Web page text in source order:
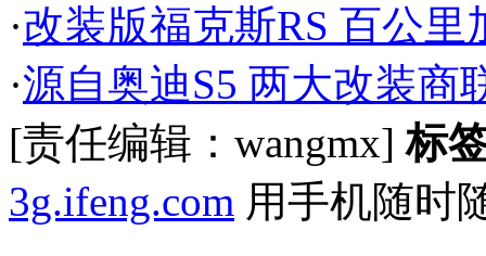
·改装版福克斯RS 百公里
·源自奥迪S5 两大改装商
[责任编辑：wangmx]标
3g.ifeng.com 用手机随时